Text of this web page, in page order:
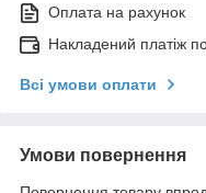
Оплата на рахунок
Накладений платіж
Всі умови оплати
Умови повернення